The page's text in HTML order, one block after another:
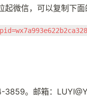
微信，可以复制下面
。邮箱：